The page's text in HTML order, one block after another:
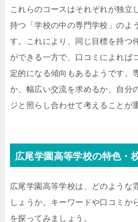
これらのコースはそれぞれが独立
持つ「学校の中の専門学校」のよ
す。これにより、同じ目標を持つ
ができる一方で、口コミによれば
定的になる傾向もあるようです。
か、幅広い交流を求めるか、自分
ジと照らし合わせて考えることが
広尾学園高等学校の特色・
広尾学園高等学校は、どのような
しょうか。キーワードや口コミか
を探ってみましょう。